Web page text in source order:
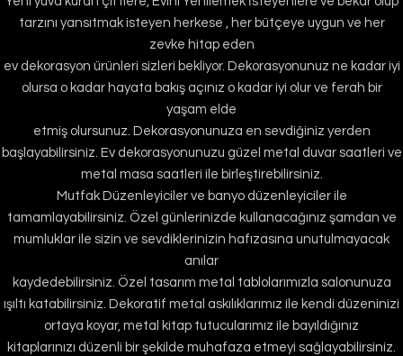
tarzını yansıtmak isteyen herkese , her bütçeye uygun ve her
zevke hitap eden
ev dekorasyon ürünleri sizleri bekliyor. Dekorasyonunuz ne kadar iyi
olursa o kadar hayata bakış açınız o kadar iyi olur ve ferah bir
yaşam elde
etmiş olursunuz. Dekorasyonunuza en sevdiğiniz yerden
başlayabilirsiniz. Ev dekorasyonunuzu güzel metal duvar saatleri ve
metal masa saatleri ile birleştirebilirsiniz.
Mutfak Düzenleyiciler ve banyo düzenleyiciler ile
tamamlayabilirsiniz. Özel günlerinizde kullanacağınız şamdan ve
mumluklar ile sizin ve sevdiklerinizin hafızasına unutulmayacak
anılar
kaydedebilirsiniz. Özel tasarım metal tablolarımızla salonunuza
ışıltı katabilirsiniz. Dekoratif metal askılıklarımız ile kendi düzeninizi
ortaya koyar, metal kitap tutucularımız ile bayıldığınız
kitaplarınızı düzenli bir şekilde muhafaza etmeyi sağlayabilirsiniz.